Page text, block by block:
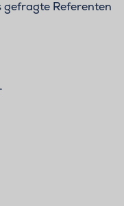
Referenten